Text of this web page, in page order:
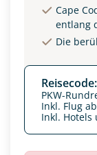
Cape
entlang
Die
PKW-
Inkl. Flug
Inkl. Hotels
Weitere